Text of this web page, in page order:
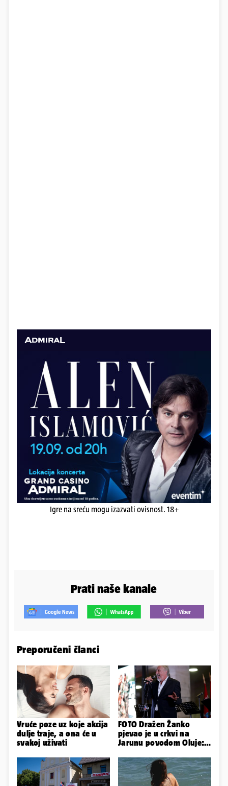
Igre na sreću mogu izazvati ovisnost. 18+
Prati naše kanale
Preporučeni članci
Vruće poze uz koje akcija
dulje traje, a ona će u
svakoj uživati
FOTO Dražen Žanko
pjevao je u crkvi na
Jarunu povodom Oluje:
nastup